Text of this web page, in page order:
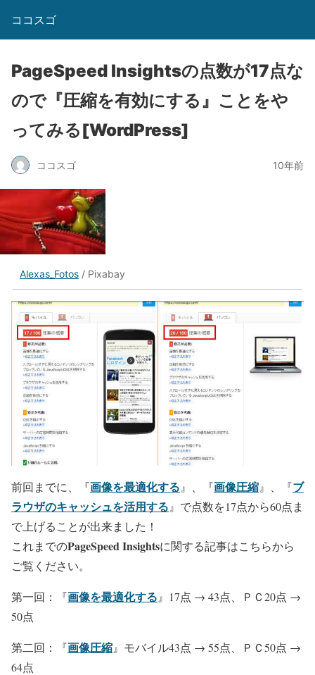
ココスゴ
PageSpeed Insightsの点数が17点な
ので『圧縮を有効にする』ことをや
ってみる[WordPress]
ココスゴ 10年前
Alexas_Fotos / Pixabay
前回までに、『画像を最適化する 』、『画像圧縮』、『ブ
ラウザのキャッシュを活用する 』で点数を17点から60点ま
で上げることが出来ました！
これまでのPageSpeed Insightsに関する記事はこちらから
ご覧ください。
第一回：『画像を最適化する 』17点 → 43点、ＰＣ20点 →
50点
第二回：『画像圧縮』モバイル43点 → 55点、ＰＣ50点 →
64点